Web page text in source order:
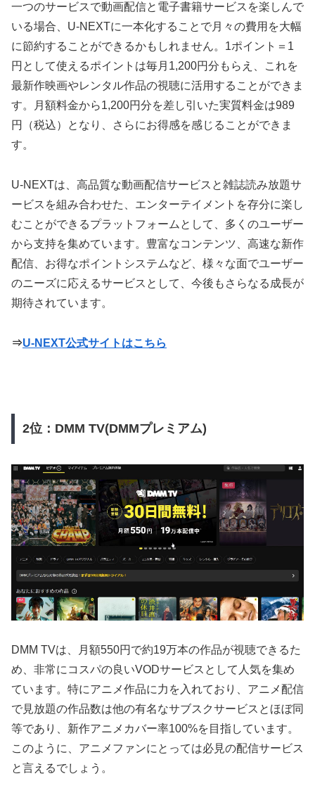
一つのサービスで動画配信と電子書籍サービスを楽しんで
いる場合、U-NEXTに一本化することで月々の費用を大幅
に節約することができるかもしれません。1ポイント＝1
円として使えるポイントは毎月1,200円分もらえ、これを
最新作映画やレンタル作品の視聴に活用することができま
す。月額料金から1,200円分を差し引いた実質料金は989
円（税込）となり、さらにお得感を感じることができま
す。
U-NEXTは、高品質な動画配信サービスと雑誌読み放題サ
ービスを組み合わせた、エンターテイメントを存分に楽し
むことができるプラットフォームとして、多くのユーザー
から支持を集めています。豊富なコンテンツ、高速な新作
配信、お得なポイントシステムなど、様々な面でユーザー
のニーズに応えるサービスとして、今後もさらなる成長が
期待されています。
⇒U-NEXT公式サイトはこちら
2位：DMM TV(DMMプレミアム)
DMM TVは、月額550円で約19万本の作品が視聴できるた
め、非常にコスパの良いVODサービスとして人気を集め
ています。特にアニメ作品に力を入れており、アニメ配信
で見放題の作品数は他の有名なサブスクサービスとほぼ同
等であり、新作アニメカバー率100%を目指しています。
このように、アニメファンにとっては必見の配信サービス
と言えるでしょう。